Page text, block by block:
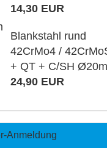
14,30 EUR
Blankstahl rund
42CrMo4 /
+ QT + C/SH
24,90 EUR
Anmeldung